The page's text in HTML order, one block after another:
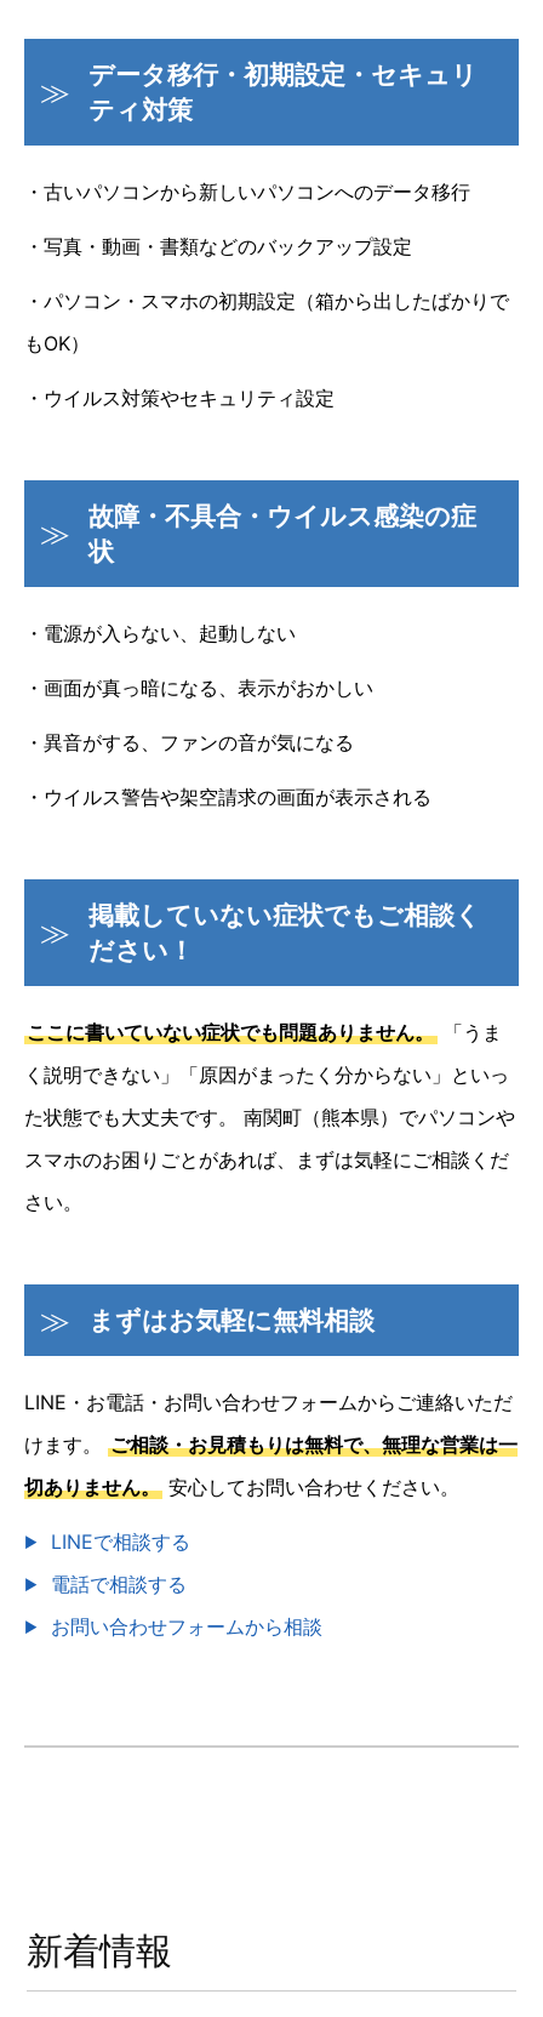
データ移行・初期設定・セキュリ
ティ対策
・古いパソコンから新しいパソコンへのデータ移行
・写真・動画・書類などのバックアップ設定
・パソコン・スマホの初期設定（箱から出したばかりで
もOK）
・ウイルス対策やセキュリティ設定
故障・不具合・ウイルス感染の症
状
・電源が入らない、起動しない
・画面が真っ暗になる、表示がおかしい
・異音がする、ファンの音が気になる
・ウイルス警告や架空請求の画面が表示される
掲載していない症状でもご相談く
ださい！
ここに書いていない症状でも問題ありません。「うま
く説明できない」「原因がまったく分からない」といっ
た状態でも大丈夫です。
南関町（熊本県）でパソコンや
スマホのお困りごとがあれば、まずは気軽にご相談くだ
さい。
まずはお気軽に無料相談
LINE・お電話・お問い合わせフォームからご連絡いただ
けます。
ご相談・お見積もりは無料で、無理な営業は一
切ありません。 安心してお問い合わせください。
LINEで相談する
電話で相談する
お問い合わせフォームから相談
新着情報